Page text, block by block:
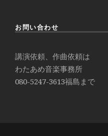
お問い合わせ
講演依頼、作曲依頼は
わたあめ音楽事務所
080-5247-3613福島まで